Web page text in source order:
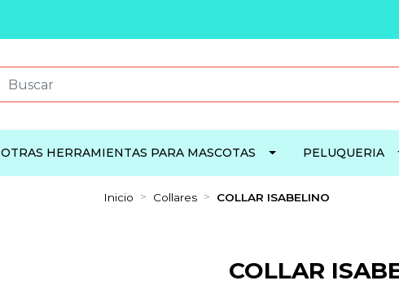
OTRAS HERRAMIENTAS PARA MASCOTAS PELUQUERIA
Inicio Collares COLLAR ISABELINO
COLLAR